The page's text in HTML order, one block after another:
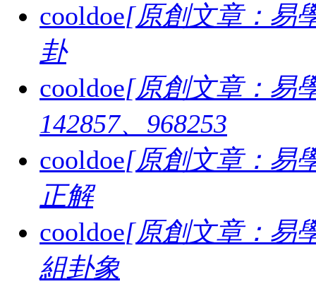
cooldoe[原創文章：易
卦
cooldoe[原創文章：易
142857、968253
cooldoe[原創文章：易
正解
cooldoe[原創文章：易
組卦象